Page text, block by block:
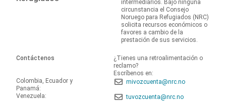
intermediarios. Bajo ninguna
circunstancia el Consejo
Noruego para Refugiados (NRC)
solicita recursos económicos o
favores a cambio de la
prestación de sus servicios.
Contáctenos
¿Tienes una retroalimentación o
reclamo?
Escríbenos en:
Colombia, Ecuador y
Panamá:
mivozcuenta@nrc.no
Venezuela:
tuvozcuenta@nrc.no